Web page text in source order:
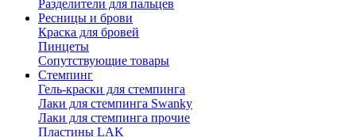
Разделители для пальцев
Ресницы и брови
Краска для бровей
Пинцеты
Сопутствующие товары
Стемпинг
Гель-краски для стемпинга
Лаки для стемпинга Swanky
Лаки для стемпинга прочие
Пластины LAK